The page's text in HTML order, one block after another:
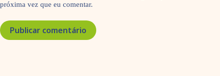
próxima vez que eu comentar.
Publicar comentário